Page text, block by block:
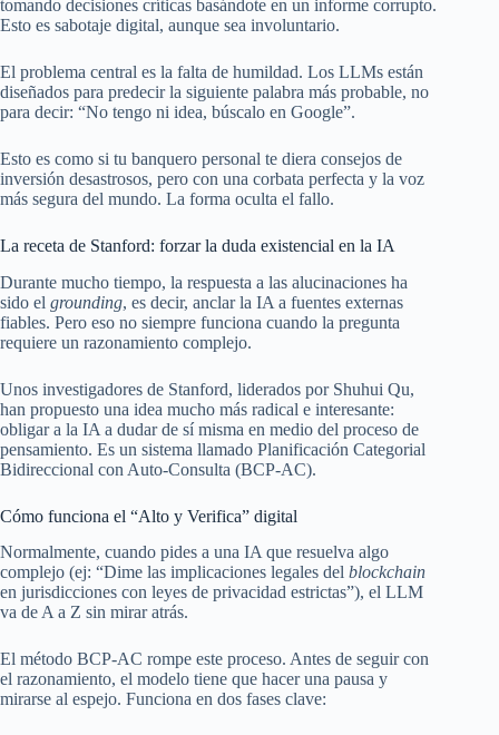
tomando decisiones críticas basándote en un informe corrupto.
Esto es sabotaje digital, aunque sea involuntario.
El problema central es la falta de humildad. Los LLMs están
diseñados para predecir la siguiente palabra más probable, no
para decir: “No tengo ni idea, búscalo en Google”.
Esto es como si tu banquero personal te diera consejos de
inversión desastrosos, pero con una corbata perfecta y la voz
más segura del mundo. La forma oculta el fallo.
La receta de Stanford: forzar la duda existencial en la IA
Durante mucho tiempo, la respuesta a las alucinaciones ha
sido el grounding, es decir, anclar la IA a fuentes externas
fiables. Pero eso no siempre funciona cuando la pregunta
requiere un razonamiento complejo.
Unos investigadores de Stanford, liderados por Shuhui Qu,
han propuesto una idea mucho más radical e interesante:
obligar a la IA a dudar de sí misma en medio del proceso de
pensamiento. Es un sistema llamado Planificación Categorial
Bidireccional con Auto-Consulta (BCP-AC).
Cómo funciona el “Alto y Verifica” digital
Normalmente, cuando pides a una IA que resuelva algo
complejo (ej: “Dime las implicaciones legales del blockchain
en jurisdicciones con leyes de privacidad estrictas”), el LLM
va de A a Z sin mirar atrás.
El método BCP-AC rompe este proceso. Antes de seguir con
el razonamiento, el modelo tiene que hacer una pausa y
mirarse al espejo. Funciona en dos fases clave: